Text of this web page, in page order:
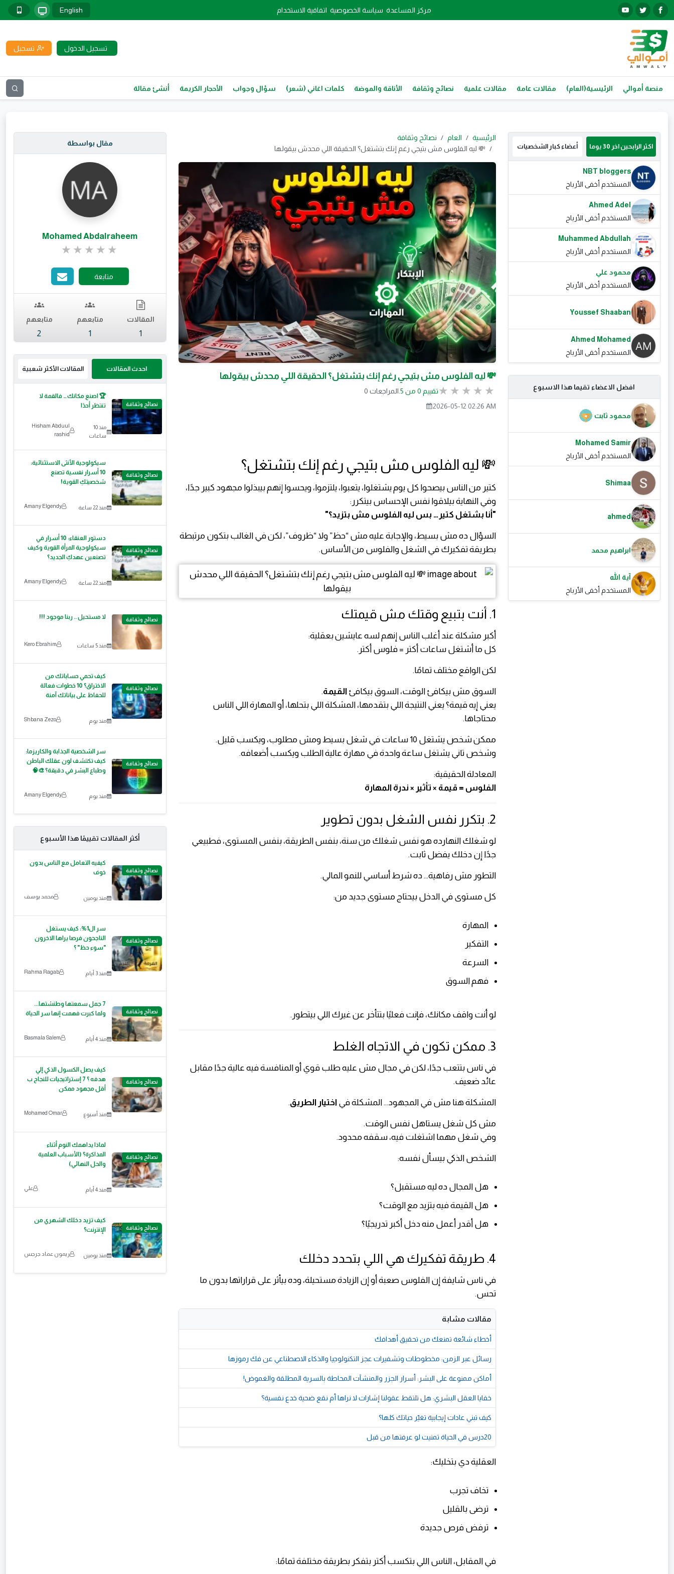
مركز المساعدة سياسة الخصوصية اتفاقية الاستخدام English
تسجيل الدخول تسجيل
منصة أموالي الرئيسية(العام) مقالات عامة مقالات علمية نصائح وثقافة الأناقة والموضة كلمات اغاني (شعر) سؤال وجواب الأحجار الكريمة أنشئ مقالة
اكثر الرابحين اخر 30 يوما أعضاء كبار الشخصيات
NBT bloggers
المستخدم أخفى الأرباح
Ahmed Adel
المستخدم أخفى الأرباح
Muhammed Abdullah
المستخدم أخفى الأرباح
محمود علي
المستخدم أخفى الأرباح
Youssef Shaaban
Ahmed Mohamed
المستخدم أخفى الأرباح
افضل الاعضاء تقيما هذا الاسبوع
محمود ثابت
Mohamed Samir
المستخدم أخفى الأرباح
Shimaa
ahmed
ابراهيم محمد
آية الله
المستخدم أخفى الأرباح
الرئيسية العام
نصائح وثقافة
💸 ليه الفلوس مش بتيجي رغم إنك بتشتغل؟ الحقيقة اللي محدش بيقولها
💸 ليه الفلوس مش بتيجي رغم إنك بتشتغل؟ الحقيقة اللي محدش بيقولها
تقييم 0 من 5.
0 المراجعات
2026-05-12 02:26 AM
💸 ليه الفلوس مش بتيجي رغم إنك بتشتغل؟
كتير من الناس بيصحوا كل يوم يشتغلوا، يتعبوا، يلتزموا، ويحسوا إنهم بيبذلوا مجهود كبير جدًا،
وفي النهاية بيلاقوا نفس الإحساس بيتكرر:
"أنا بشتغل كتير… بس ليه الفلوس مش بتزيد؟"
السؤال ده مش بسيط، والإجابة عليه مش “حظ” ولا “ظروف”، لكن في الغالب بتكون مرتبطة
بطريقة تفكيرك في الشغل والفلوس من الأساس.
1. أنت بتبيع وقتك مش قيمتك
أكبر مشكلة عند أغلب الناس إنهم لسه عايشين بعقلية:
كل ما أشتغل ساعات أكتر = فلوس أكتر.
لكن الواقع مختلف تمامًا.
السوق مش بيكافئ الوقت، السوق بيكافئالقيمة.
يعني إيه قيمة؟ يعني النتيجة اللي بتقدمها، المشكلة اللي بتحلها، أو المهارة اللي الناس
محتاجاها.
ممكن شخص يشتغل 10 ساعات في شغل بسيط ومش مطلوب، ويكسب قليل.
وشخص تاني يشتغل ساعة واحدة في مهارة عالية الطلب ويكسب أضعافه.
المعادلة الحقيقية:
الفلوس = قيمة × تأثير × ندرة المهارة
2. بتكرر نفس الشغل بدون تطوير
لو شغلك النهارده هو نفس شغلك من سنة، بنفس الطريقة، بنفس المستوى، فطبيعي
جدًا إن دخلك يفضل ثابت.
التطور مش رفاهية… ده شرط أساسي للنمو المالي.
كل مستوى في الدخل بيحتاج مستوى جديد من:
المهارة
التفكير
السرعة
فهم السوق
لو أنت واقف مكانك، فإنت فعليًا بتتأخر عن غيرك اللي بيتطور.
3. ممكن تكون في الاتجاه الغلط
في ناس بتتعب جدًا، لكن في مجال مش عليه طلب قوي أو المنافسة فيه عالية جدًا مقابل
عائد ضعيف.
المشكلة هنا مش في المجهود… المشكلة فياختيار الطريق.
مش كل شغل يستاهل نفس الوقت.
وفي شغل مهما اشتغلت فيه، سقفه محدود.
الشخص الذكي بيسأل نفسه:
هل المجال ده ليه مستقبل؟
هل القيمة فيه بتزيد مع الوقت؟
هل أقدر أعمل منه دخل أكبر تدريجيًا؟
4. طريقة تفكيرك هي اللي بتحدد دخلك
في ناس شايفة إن الفلوس صعبة أو إن الزيادة مستحيلة، وده بيأثر على قراراتها بدون ما
تحس.
مقالات مشابة
أخطاء شائعة تمنعك من تحقيق أهدافك
رسائل عبر الزمن: مخطوطات وتشفيرات عجز التكنولوجيا والذكاء الاصطناعي عن فك رموزها
أماكن ممنوعة على البشر: أسرار الجزر والمنشآت المحاطة بالسرية المطلقة والغموض!
خفايا العقل البشري: هل تلتقط عقولنا إشارات لا نراها أم نقع ضحية خدع نفسية؟
كيف تبني عادات إيجابية تغيّر حياتك كلها؟
20درس في الحياة تمنيت لو عرفتها من قبل
العقلية دي بتخليك:
تخاف تجرب
ترضى بالقليل
ترفض فرص جديدة
في المقابل، الناس اللي بتكسب أكتر بتفكر بطريقة مختلفة تمامًا:
مقال بواسطة
Mohamed Abdalraheem
تقييم 0 من 5.
متابعة
المقالات
1
متابعهم
1
متابعهم
2
احدث المقالات المقالات الأكثر شعبية
نصائح وثقافة
🏆 اصنع مكانك… فالقمة لا
تنتظر أحدًا
منذ 10
ساعات
Hisham Abduul
rashid
نصائح وثقافة
سيكولوجية الأنثى الاستثنائية:
10 أسرار نفسية تصنع
شخصيتكِ القوية!
منذ 22 ساعة Amany Elgendy
نصائح وثقافة
دستور العنقاء: 10 أسرار في
سيكولوجية المرأة القوية وكيف
تصنعين عهدكِ الجديد؟
منذ 22 ساعة Amany Elgendy
نصائح وثقافة لا مستحيل .. ربنا موجود !!!
منذ 5 ساعات Kero Ebrahim
نصائح وثقافة
كيف تحمي حساباتك من
الاختراق؟ 10 خطوات فعالة
للحفاظ على بياناتك آمنة
منذ يوم Shbana Zezo
نصائح وثقافة
سر الشخصية الجذابة والكاريزما:
كيف تكتشف لون عقلك الباطن
وطباع البشر في دقيقة؟ 🎨🧠
منذ يوم Amany Elgendy
أكثر المقالات تقييمًا هذا الأسبوع
نصائح وثقافة
كيفيه التعامل مع الناس بدون
خوف
منذ يومين محمد يوسف
نصائح وثقافة
سر ال1%: كيف يستغل
الناجحون فرصا يراها الاخرون
"سوء حظ" ؟
منذ 3 أيام Rahma Ragab
نصائح وثقافة
7 جمل سمعتها وطنشتها...
ولما كبرت فهمت إنها سر الحياة
منذ 4 أيام Basmala Salem
نصائح وثقافة
كيف يصل الكسول الذكي إلي
هدفه ؟ 7 إستراتيجيات للنجاح ب
أقل مجهود ممكن
منذ أسبوع ‪Mohamed Omar‬‏
نصائح وثقافة
لماذا يداهمك النوم أثناء
المذاكرة؟ (الأسباب العلمية
والحل النهائي)
منذ 4 أيام علي
نصائح وثقافة
كيف تزيد دخلك الشهري من
الإنترنت؟
منذ يومين ريمون عماد جرجس